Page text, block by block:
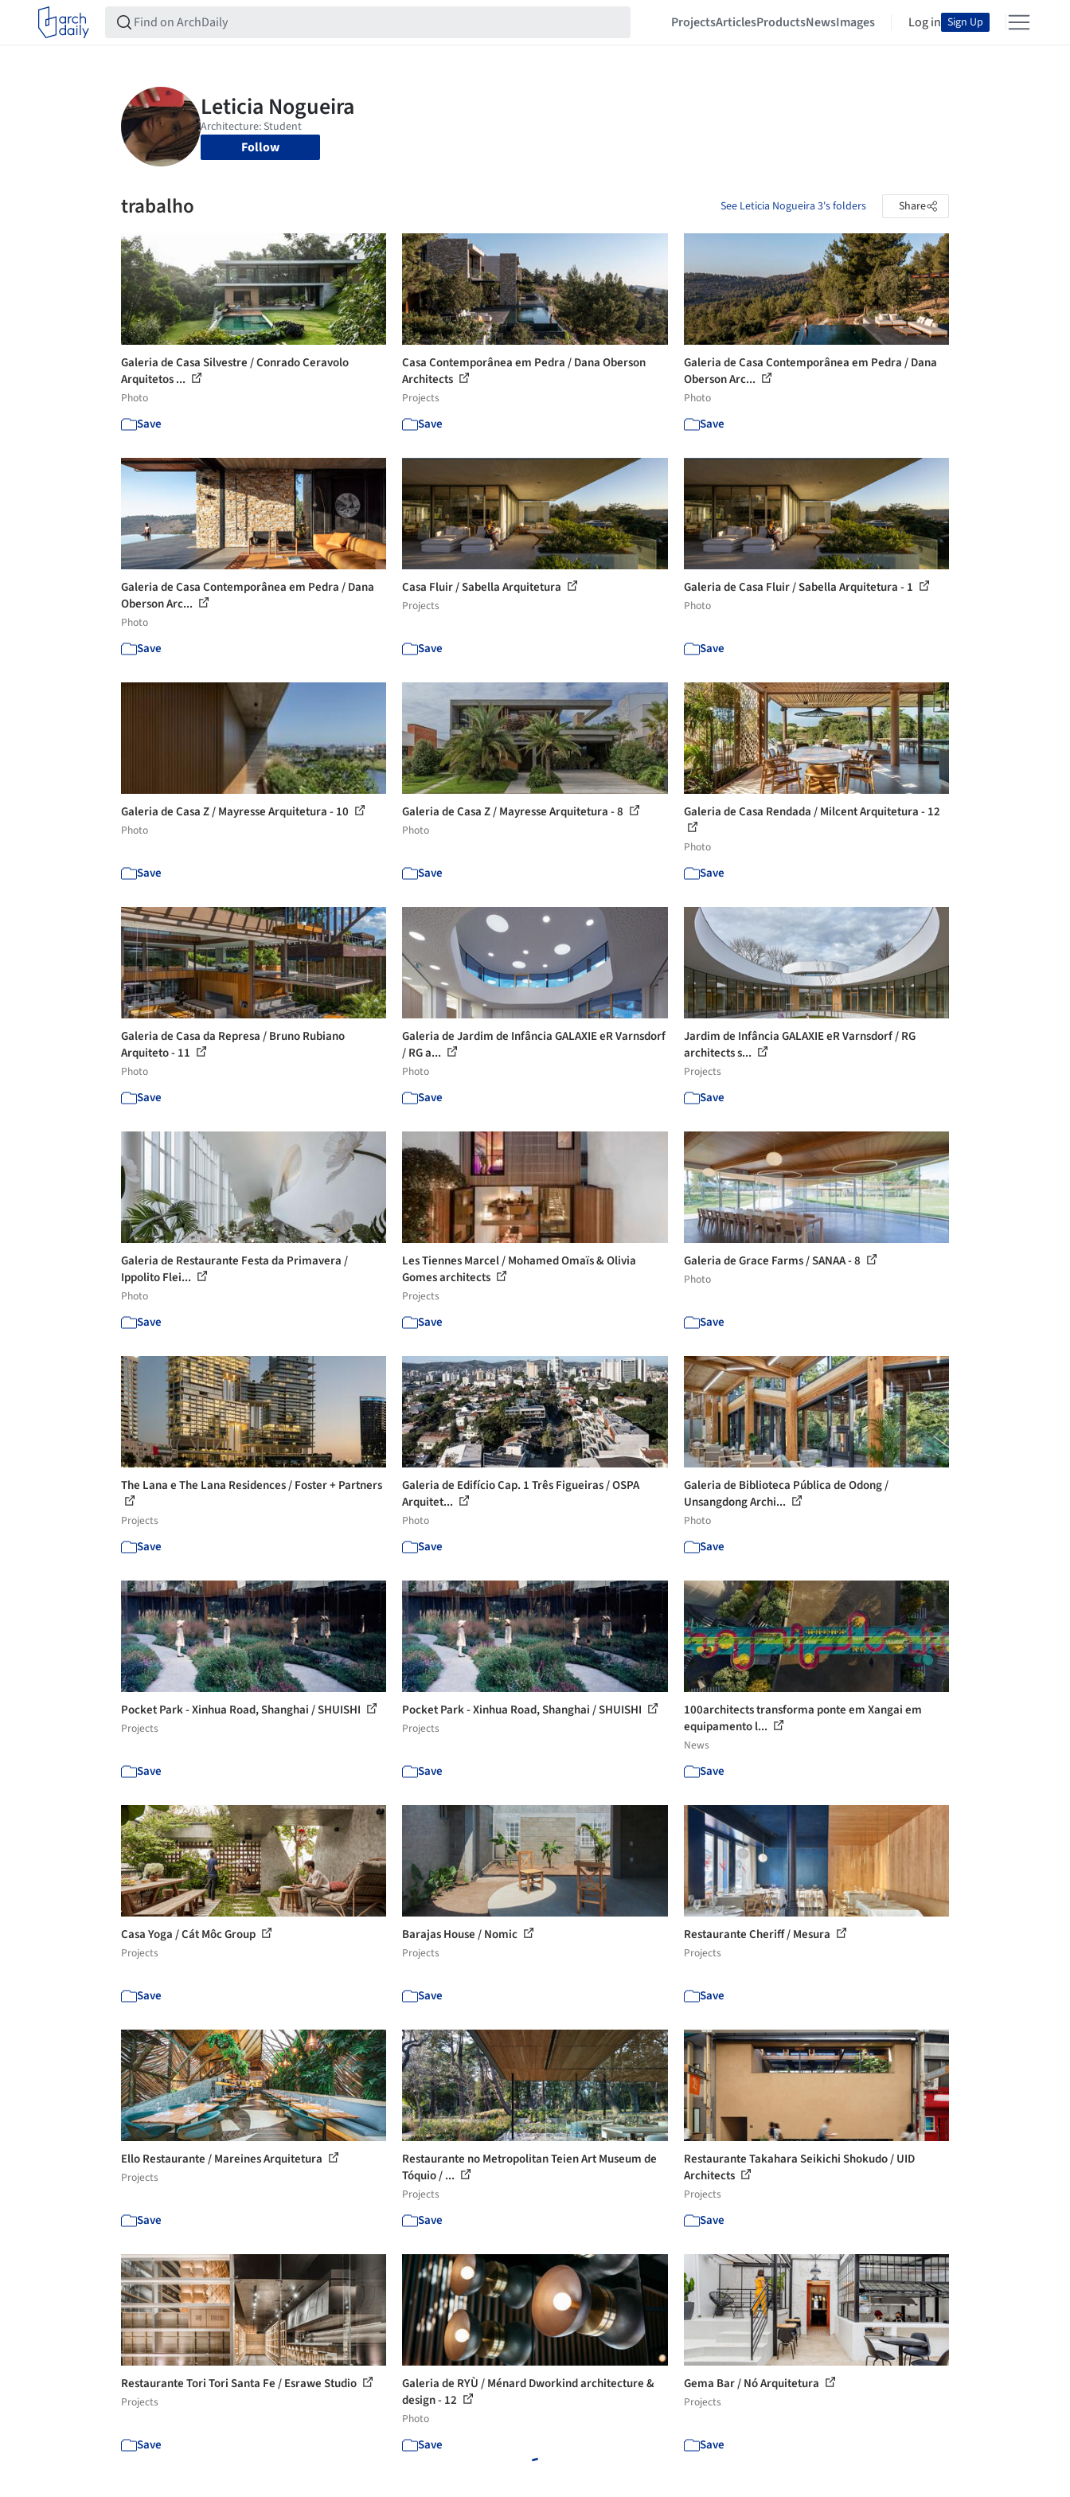
ProjectsArticlesProductsNewsImages Log in Sign Up
Follow
trabalho See Leticia Nogueira 3's folders Share
Galeria de Casa Silvestre / Conrado Ceravolo
Arquitetos ...
Photo
Save
Casa Contemporânea em Pedra / Dana Oberson
Architects
Projects
Save
Galeria de Casa Contemporânea em Pedra / Dana
Oberson Arc...
Photo
Save
Galeria de Casa Contemporânea em Pedra / Dana
Oberson Arc...
Photo
Save
Casa Fluir / Sabella Arquitetura
Projects
Save
Galeria de Casa Fluir / Sabella Arquitetura - 1
Photo
Save
Galeria de Casa Z / Mayresse Arquitetura - 10
Photo
Save
Galeria de Casa Z / Mayresse Arquitetura - 8
Photo
Save
Galeria de Casa Rendada / Milcent Arquitetura - 12
Photo
Save
Galeria de Casa da Represa / Bruno Rubiano
Arquiteto - 11
Photo
Save
Galeria de Jardim de Infância GALAXIE eR Varnsdorf
/ RG a...
Photo
Save
Jardim de Infância GALAXIE eR Varnsdorf / RG
architects s...
Projects
Save
Galeria de Restaurante Festa da Primavera /
Ippolito Flei...
Photo
Save
Les Tiennes Marcel / Mohamed Omaïs & Olivia
Gomes architects
Projects
Save
Galeria de Grace Farms / SANAA - 8
Photo
Save
The Lana e The Lana Residences / Foster + Partners
Projects
Save
Galeria de Edifício Cap. 1 Três Figueiras / OSPA
Arquitet...
Photo
Save
Galeria de Biblioteca Pública de Odong /
Unsangdong Archi...
Photo
Save
Pocket Park - Xinhua Road, Shanghai / SHUISHI
Projects
Save
Pocket Park - Xinhua Road, Shanghai / SHUISHI
Projects
Save
100architects transforma ponte em Xangai em
equipamento l...
News
Save
Casa Yoga / Cát Môc Group
Projects
Save
Barajas House / Nomic
Projects
Save
Restaurante Cheriff / Mesura
Projects
Save
Ello Restaurante / Mareines Arquitetura
Projects
Save
Restaurante no Metropolitan Teien Art Museum de
Tóquio / ...
Projects
Save
Restaurante Takahara Seikichi Shokudo / UID
Architects
Projects
Save
Restaurante Tori Tori Santa Fe / Esrawe Studio
Projects
Save
Galeria de RYÙ / Ménard Dworkind architecture &
design - 12
Photo
Save
Gema Bar / Nó Arquitetura
Projects
Save